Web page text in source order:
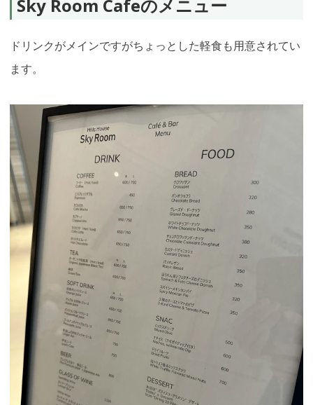
Sky Room Cafeのメニュー
ドリンクがメインですがちょっとした軽食も用意されてい
ます。